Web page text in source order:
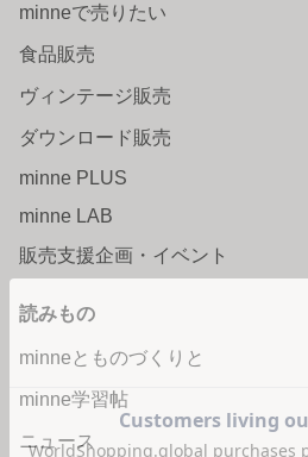
minneで売りたい
食品販売
ヴィンテージ販売
ダウンロード販売
minne PLUS
minne LAB
販売支援企画・イベント
読みもの
minneとものづくりと
minne学習帖
ニュース